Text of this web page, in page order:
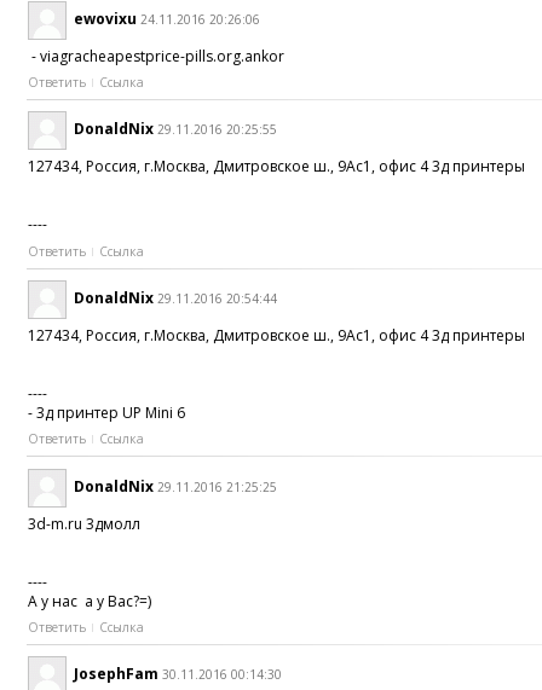
ewovixu 24.11.2016 20:26:06
- viagracheapestprice-pills.org.ankor
Ответить Ссылка
DonaldNix 29.11.2016 20:25:55
127434, Россия, г.Москва, Дмитровское ш., 9Ас1, офис 4 3д принтеры
----
Ответить Ссылка
DonaldNix 29.11.2016 20:54:44
127434, Россия, г.Москва, Дмитровское ш., 9Ас1, офис 4 3д принтеры
----
- 3д принтер UP Mini 6
Ответить Ссылка
DonaldNix 29.11.2016 21:25:25
3d-m.ru 3дмолл
----
А у нас а у Вас?=)
Ответить Ссылка
JosephFam 30.11.2016 00:14:30